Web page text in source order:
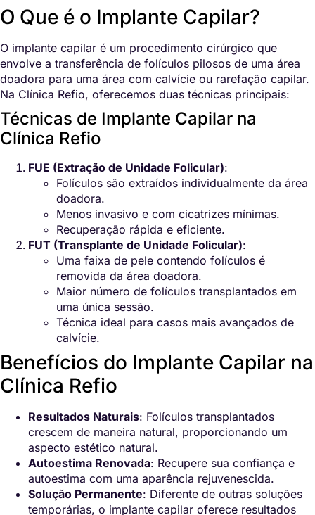
O Que é o Implante Capilar?
O implante capilar é um procedimento cirúrgico que
envolve a transferência de folículos pilosos de uma área
doadora para uma área com calvície ou rarefação capilar.
Na Clínica Refio, oferecemos duas técnicas principais:
Técnicas de Implante Capilar na
Clínica Refio
FUE (Extração de Unidade Folicular):
Folículos são extraídos individualmente da área
doadora.
Menos invasivo e com cicatrizes mínimas.
Recuperação rápida e eficiente.
FUT (Transplante de Unidade Folicular):
Uma faixa de pele contendo folículos é
removida da área doadora.
Maior número de folículos transplantados em
uma única sessão.
Técnica ideal para casos mais avançados de
calvície.
Benefícios do Implante Capilar na
Clínica Refio
Resultados Naturais: Folículos transplantados
crescem de maneira natural, proporcionando um
aspecto estético natural.
Autoestima Renovada: Recupere sua confiança e
autoestima com uma aparência rejuvenescida.
Solução Permanente: Diferente de outras soluções
temporárias, o implante capilar oferece resultados